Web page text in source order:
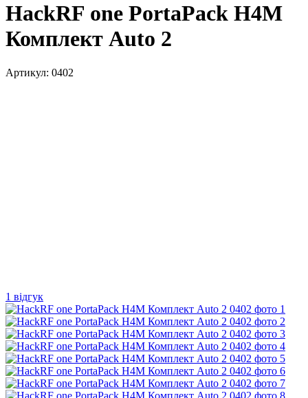
HackRF one PortaPack H4M
Комплект Auto 2
Артикул: 0402
1 відгук